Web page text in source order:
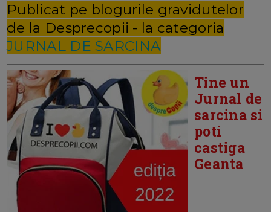
Publicat pe blogurile gravidutelor
de la Desprecopii - la categoria
JURNAL DE SARCINA
Tine un
Jurnal de
sarcina si
poti
castiga
Geanta